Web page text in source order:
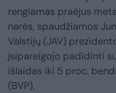
rengiamas praėjus
narės, spaudžiamos
Valstijų (JAV)
įsipareigojo padidinti
išlaidas iki 5 proc.
(BVP).